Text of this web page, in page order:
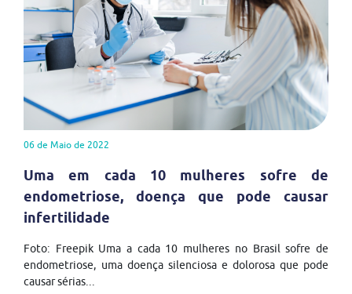
06 de Maio de 2022
Uma em cada 10 mulheres sofre de
endometriose, doença que pode causar
infertilidade
Foto: Freepik Uma a cada 10 mulheres no Brasil sofre de
endometriose, uma doença silenciosa e dolorosa que pode
causar sérias...